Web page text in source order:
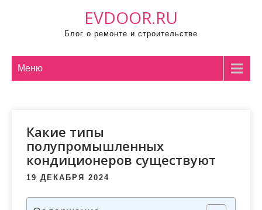
EVDOOR.RU
Блог о ремонте и строительстве
Меню
Какие типы
полупромышленных
кондиционеров существуют
19 ДЕКАБРЯ 2024